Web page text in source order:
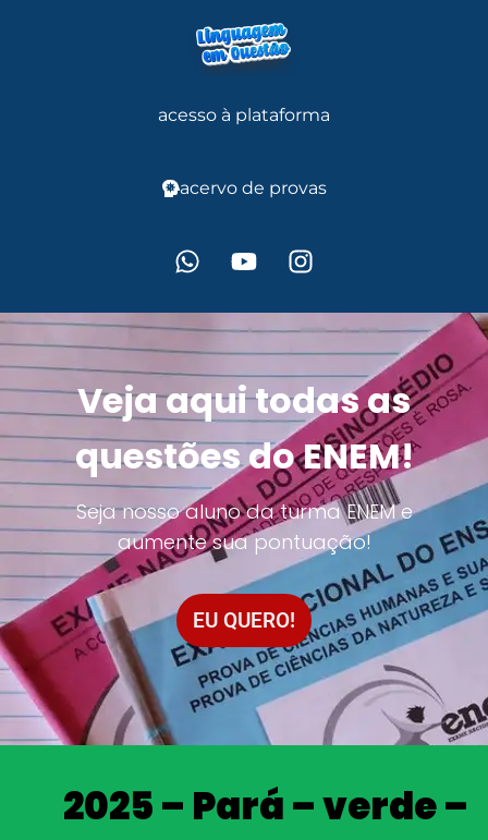
acesso à plataforma
acervo de provas
Veja aqui todas as
questões do ENEM!
Seja nosso aluno da turma ENEM e
aumente sua pontuação!
EU QUERO!
2025 – Pará – verde –